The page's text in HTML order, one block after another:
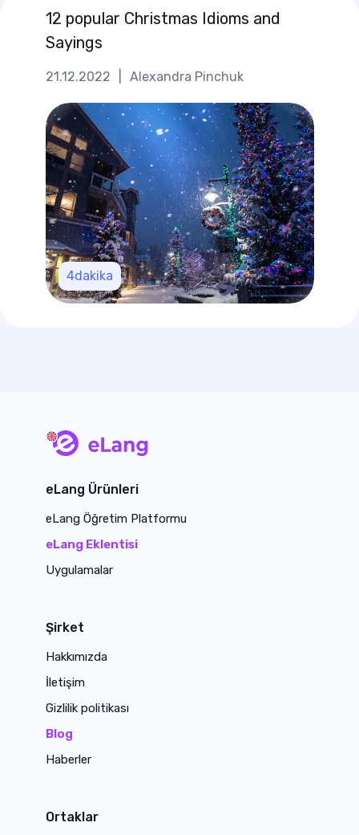
4dakika
21.12.2022 Alexandra Pinchuk
12 popular Christmas Idioms and
Sayings
eLang Ürünleri
eLang Öğretim Platformu
eLang Eklentisi
Uygulamalar
Şirket
Hakkımızda
İletişim
Gizlilik politikası
Blog
Haberler
Ortaklar